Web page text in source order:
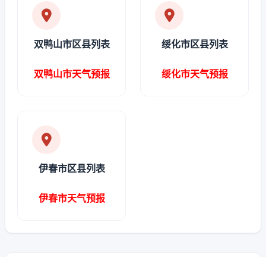
双鸭山市区县列表
双鸭山市天气预报
绥化市区县列表
绥化市天气预报
伊春市区县列表
伊春市天气预报